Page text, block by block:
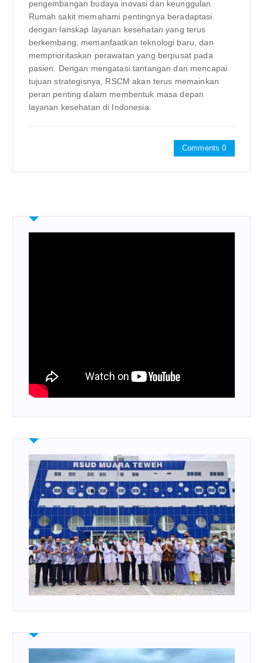
pengembangan budaya inovasi dan keunggulan.
Rumah sakit memahami pentingnya beradaptasi
dengan lanskap layanan kesehatan yang terus
berkembang, memanfaatkan teknologi baru, dan
memprioritaskan perawatan yang berpusat pada
pasien. Dengan mengatasi tantangan dan mencapai
tujuan strategisnya, RSCM akan terus memainkan
peran penting dalam membentuk masa depan
layanan kesehatan di Indonesia.
Comments 0